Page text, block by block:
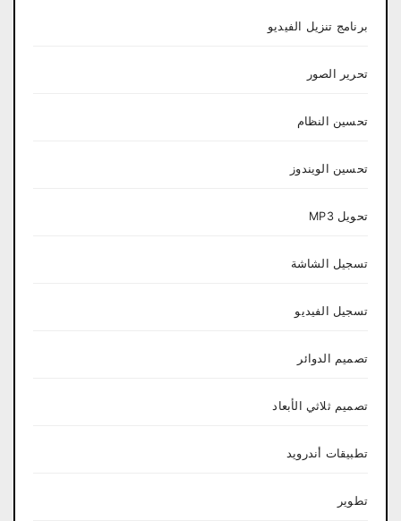
برنامج تنزيل الفيديو
تحرير الصور
تحسين النظام
تحسين الويندوز
تحويل MP3
تسجيل الشاشة
تسجيل الفيديو
تصميم الدوائر
تصميم ثلاثي الأبعاد
تطبيقات أندرويد
تطوير